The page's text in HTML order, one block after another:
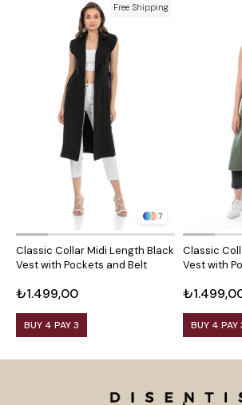
7
Classic Collar Midi Length Black
Vest with Pockets and Belt
₺1.499,00
BUY 4 PAY 3
Free Shipping
Classic
Vest with
BUY 4 PAY